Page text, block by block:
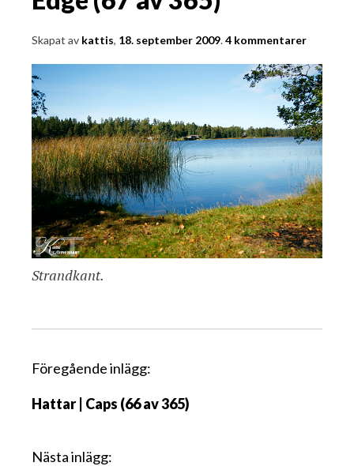
Skapat av kattis, 18. september 2009.4 kommentarer
Strandkant.
I
l
g
Föregående inlägg:
Hattar | Caps (66 av 365)
Nästa inlägg: